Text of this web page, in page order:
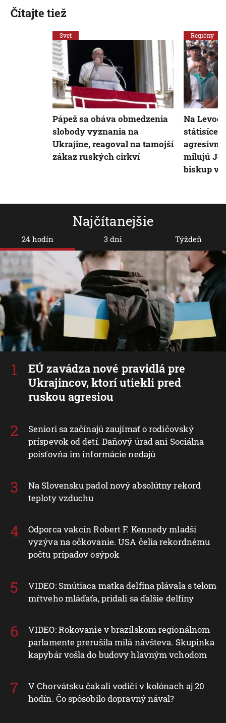
Najčítanejšie
24 hodín
EÚ zavádza nové pravidlá pre
Ukrajincov, ktorí utiekli pred
ruskou agresiou
Seniori sa začínajú zaujímať o rodičovský
príspevok od detí. Daňový úrad ani Sociálna
poisťovňa im informácie nedajú
Na Slovensku padol nový absolútny rekord
teploty vzduchu
Odporca vakcín Robert F. Kennedy mladší
vyzýva na očkovanie. USA čelia rekordnému
počtu prípadov osýpok
VIDEO: Smútiaca matka delfína plávala s telom
mŕtveho mláďaťa, pridali sa ďalšie delfíny
VIDEO: Rokovanie v brazílskom regionálnom
parlamente prerušila milá návšteva. Skupinka
kapybár vošla do budovy hlavným vchodom
V Chorvátsku čakali vodiči v kolónach aj 20
hodín. Čo spôsobilo dopravný nával?
3 dni Týždeň
Čítajte tiež
Svet
Pápež sa obáva obmedzenia
slobody vyznania na
Ukrajine, reagoval na tamojší
zákaz ruských cirkví
Regióny
Na
státisíce
milujú
biskup v